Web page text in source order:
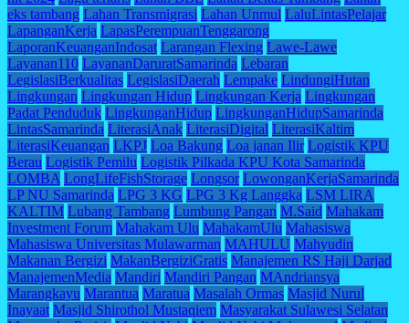
eks tambang Lahan Transmigrasi Lahan Unmul LaluLintasPelajar
LapanganKerja LapasPerempuanTenggarong
LaporanKeuanganIndosat Larangan Flexing Lawe-Lawe
Layanan110 LayananDaruratSamarinda Lebaran
LegislasiBerkualitas LegislasiDaerah Lempake LindungiHutan
Lingkungan Lingkungan Hidup Lingkungan Kerja Lingkungan
Padat Penduduk LingkunganHidup LingkunganHidupSamarinda
LintasSamarinda LiterasiAnak LiterasiDigital LiterasiKaltim
LiterasiKeuangan LKPJ Loa Bakung Loa janan Ilir Logistik KPU
Berau Logistik Pemilu Logistik Pilkada KPU Kota Samarinda
LOMBA LongLifeFishStorage Longsor LowonganKerjaSamarinda
LP NU Samarinda LPG 3 KG LPG 3 Kg Langgka LSM LIRA
KALTIM Lubang Tambang Lumbung Pangan M.Said Mahakam
Investment Forum Mahakam Ulu MahakamUlu Mahasiswa
Mahasiswa Universitas Mulawarman MAHULU Mahyudin
Makanan Bergizi MakanBergiziGratis Manajemen RS Haji Darjad
ManajemenMedia Mandiri Mandiri Pangan MAndriansya
Marangkayu Marantua Maratua Masalah Ormas Masjid Nurul
Inayaat Masjid Shirothol Mustaqiem Masyarakat Sulawesi Selatan